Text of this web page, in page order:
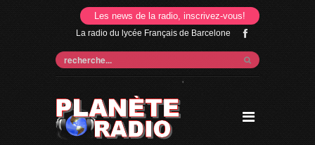
Les news de la radio, inscrivez-vous!
La radio du lycée Français de Barcelone
'